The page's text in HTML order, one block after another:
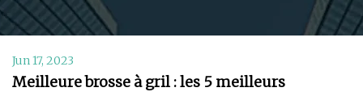
Jun 17, 2023
Meilleure brosse à gril : les 5 meilleurs